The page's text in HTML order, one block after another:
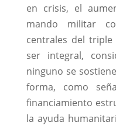
en crisis, el
mando militar
centrales del
ser integral,
ninguno se
forma, como
financiamiento
la ayuda